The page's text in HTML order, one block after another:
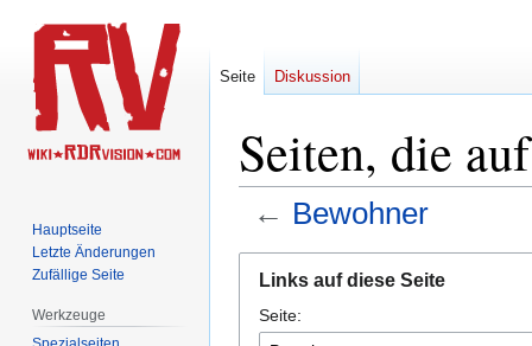
Seiten, die
← Bewohner
Navigation
springen
Suche
springen
Links auf diese Seite
Seite:
Seite Diskussion
Hauptseite
Letzte Änderungen
Zufällige Seite
Werkzeuge